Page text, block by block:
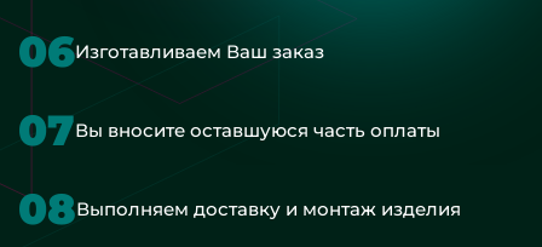
06Изготавливаем Ваш заказ
07Вы вносите оставшуюся часть оплаты
08Выполняем доставку и монтаж изделия